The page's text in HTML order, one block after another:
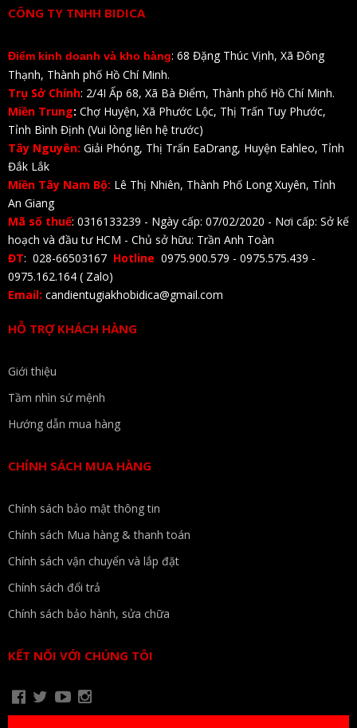
CÔNG TY TNHH BIDICA
Điểm kinh doanh và kho hàng: 68 Đặng Thúc Vịnh, Xã Đông
Thạnh, Thành phố Hồ Chí Minh.
Trụ Sở Chính: 2/4I Ấp 68, Xã Bà Điểm, Thành phố Hồ Chí Minh.
Miền Trung: Chợ Huyện, Xã Phước Lộc, Thị Trấn Tuy Phước,
Tỉnh Bình Định (Vui lòng liên hệ trước)
Tây Nguyên: Giải Phóng, Thị Trấn EaDrang, Huyện Eahleo, Tỉnh
Đắk Lắk
Miền Tây Nam Bộ: Lê Thị Nhiên, Thành Phố Long Xuyên, Tỉnh
An Giang
Mã số thuế: 0316133239 - Ngày cấp: 07/02/2020 - Nơi cấp: Sở kế
hoạch và đầu tư HCM - Chủ sở hữu: Trần Anh Toàn
ĐT: 028-66503167 Hotline 0975.900.579 - 0975.575.439 -
0975.162.164 ( Zalo)
Email: candientugiakhobidica@gmail.com
HỖ TRỢ KHÁCH HÀNG
Giới thiệu
Tầm nhìn sứ mệnh
Hướng dẫn mua hàng
CHÍNH SÁCH MUA HÀNG
Chính sách bảo mật thông tin
Chính sách Mua hàng & thanh toán
Chính sách vận chuyển và lắp đặt
Chính sách đổi trả
Chính sách bảo hành, sửa chữa
KẾT NỐI VỚI CHÚNG TÔI